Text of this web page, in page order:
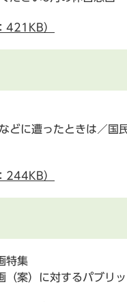
421KB）
どに遭ったときは／
244KB）
特集
案）に対するパブリ